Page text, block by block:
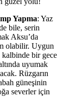
Yapma: Yaz
bile, serin
Aksu’da
olabilir. Uygun
kalbinde bir gece
uyumak
Rüzgarın
güneşinin
severler için